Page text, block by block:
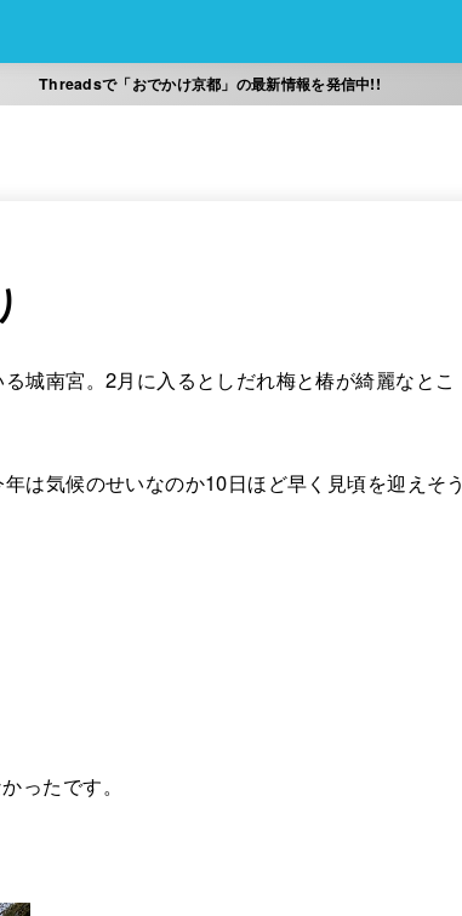
Threadsで「おでかけ京都」の最新情報を発信中!!
城南宮。2月に入るとしだれ梅と椿が綺麗なとこ
は気候のせいなのか10日ほど早く見頃を迎えそう
ったです。